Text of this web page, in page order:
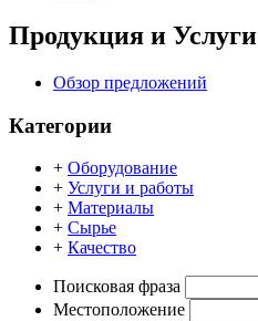
Продукция и Услуги
Обзор предложений
Категории
+ Оборудование
+ Услуги и работы
+ Материалы
+ Сырье
+ Качество
Поисковая фраза
Местоположение